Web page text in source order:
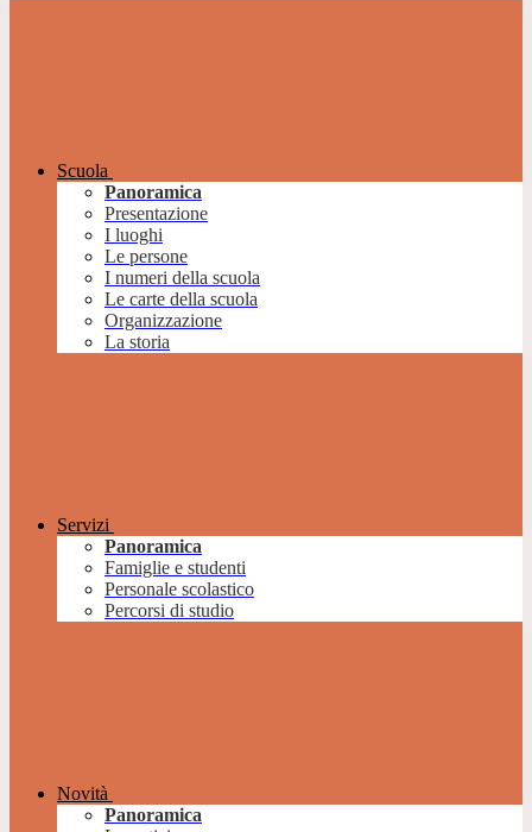
Scuola
Panoramica
Presentazione
I luoghi
Le persone
I numeri della scuola
Le carte della scuola
Organizzazione
La storia
Servizi
Panoramica
Famiglie e studenti
Personale scolastico
Percorsi di studio
Novità
Panoramica